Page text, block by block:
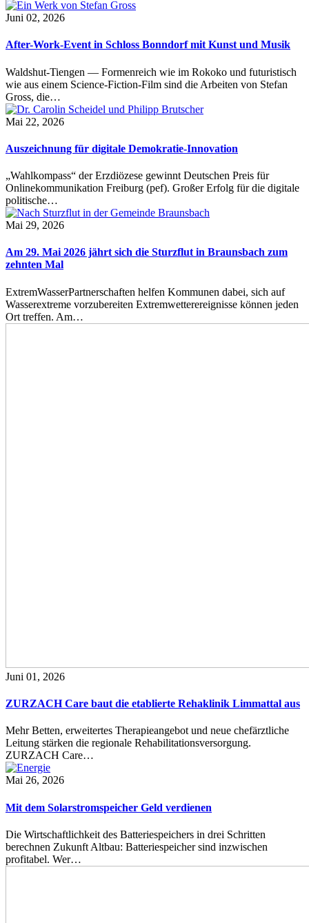
Juni 02, 2026
After-Work-Event in Schloss Bonndorf mit Kunst und Musik
Waldshut-Tiengen — Formenreich wie im Rokoko und futuristisch
wie aus einem Science-Fiction-Film sind die Arbeiten von Stefan
Gross, die…
Mai 22, 2026
Auszeichnung für digitale Demokratie-Innovation
„Wahlkompass“ der Erzdiözese gewinnt Deutschen Preis für
Onlinekommunikation Freiburg (pef). Großer Erfolg für die digitale
politische…
Mai 29, 2026
Am 29. Mai 2026 jährt sich die Sturzflut in Braunsbach zum
zehnten Mal
ExtremWasserPartnerschaften helfen Kommunen dabei, sich auf
Wasserextreme vorzubereiten Extremwetterereignisse können jeden
Ort treffen. Am…
Juni 01, 2026
ZURZACH Care baut die etablierte Rehaklinik Limmattal aus
Mehr Betten, erweitertes Therapieangebot und neue chefärztliche
Leitung stärken die regionale Rehabilitationsversorgung.
ZURZACH Care…
Mai 26, 2026
Mit dem Solarstromspeicher Geld verdienen
Die Wirtschaftlichkeit des Batteriespeichers in drei Schritten
berechnen Zukunft Altbau: Batteriespeicher sind inzwischen
profitabel. Wer…